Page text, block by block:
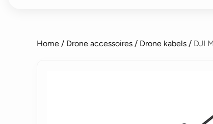
Home / Drone accessoires / Drone kabels / DJI